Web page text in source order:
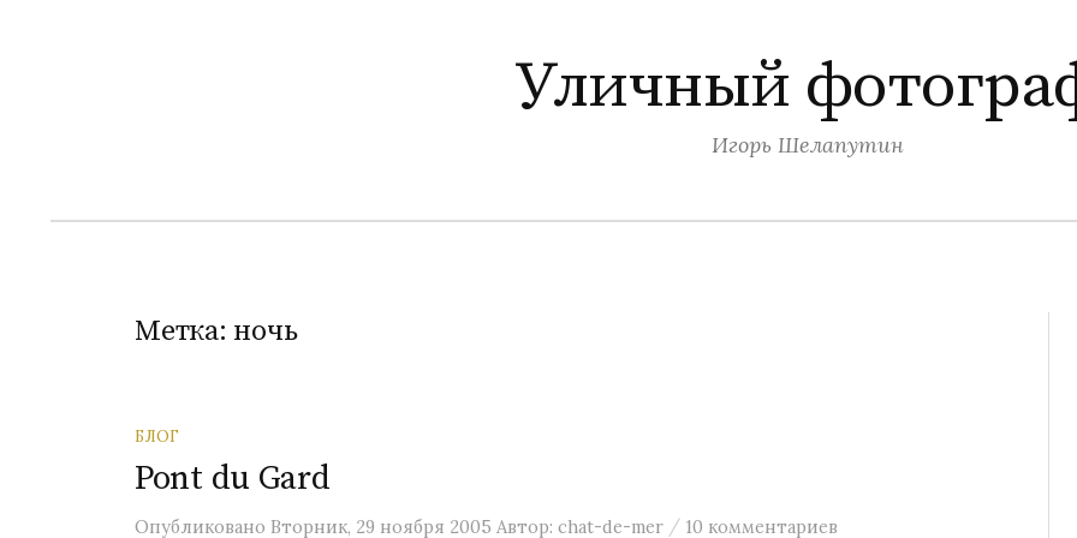
и
Уличный
Игорь Шелапутин
Метка: ночь
БЛОГ
Pont du Gard
Опубликовано Вторник, 29 ноября 2005 Автор: chat-de-mer / 10 комментариев